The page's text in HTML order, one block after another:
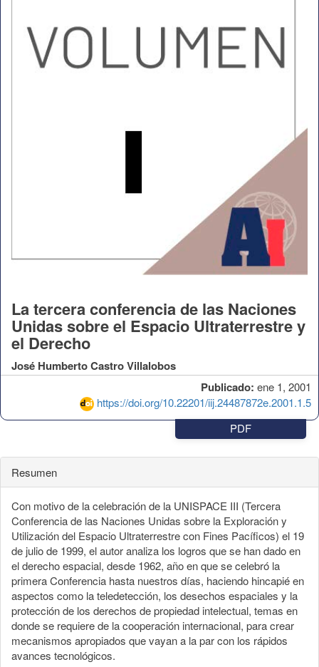
Publicado: ene 1, 2001
https://doi.org/10.22201/iij.24487872e.2001.1.5
La tercera conferencia de las Naciones
Unidas sobre el Espacio Ultraterrestre y
el Derecho
José Humberto Castro Villalobos
PDF
Resumen
Con motivo de la celebración de la UNISPACE III (Tercera
Conferencia de las Naciones Unidas sobre la Exploración y
Utilización del Espacio Ultraterrestre con Fines Pacíficos) el 19
de julio de 1999, el autor analiza los logros que se han dado en
el derecho espacial, desde 1962, año en que se celebró la
primera Conferencia hasta nuestros días, haciendo hincapié en
aspectos como la teledetección, los desechos espaciales y la
protección de los derechos de propiedad intelectual, temas en
donde se requiere de la cooperación internacional, para crear
mecanismos apropiados que vayan a la par con los rápidos
avances tecnológicos.